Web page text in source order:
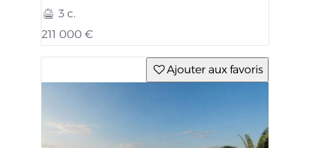
3 c.
211 000 €
Ajouter aux favoris